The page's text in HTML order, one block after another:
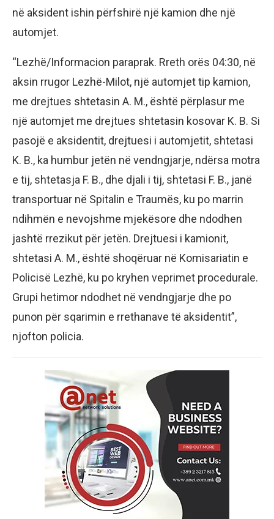
në aksident ishin përfshirë një kamion dhe një
automjet.
“Lezhë/Informacion paraprak. Rreth orës 04:30, në
aksin rrugor Lezhë-Milot, një automjet tip kamion,
me drejtues shtetasin A. M., është përplasur me
një automjet me drejtues shtetasin kosovar K. B. Si
pasojë e aksidentit, drejtuesi i automjetit, shtetasi
K. B., ka humbur jetën në vendngjarje, ndërsa motra
e tij, shtetasja F. B., dhe djali i tij, shtetasi F. B., janë
transportuar në Spitalin e Traumës, ku po marrin
ndihmën e nevojshme mjekësore dhe ndodhen
jashtë rrezikut për jetën. Drejtuesi i kamionit,
shtetasi A. M., është shoqëruar në Komisariatin e
Policisë Lezhë, ku po kryhen veprimet procedurale.
Grupi hetimor ndodhet në vendngjarje dhe po
punon për sqarimin e rrethanave të aksidentit”,
njofton policia.